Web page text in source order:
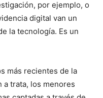
por ejemplo, o
digital van un
la tecnología. Es un
más recientes de la
a trata, los menores